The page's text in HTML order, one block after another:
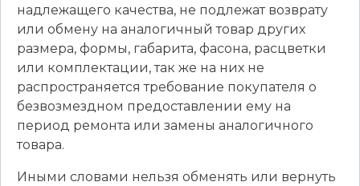
надлежащего качества, не подлежат возврату
или обмену на аналогичный товар других
размера, формы, габарита, фасона, расцветки
или комплектации, так же на них не
распространяется требование покупателя о
безвозмездном предоставлении ему на
период ремонта или замены аналогичного
товара.
Иными словами нельзя обменять или вернуть